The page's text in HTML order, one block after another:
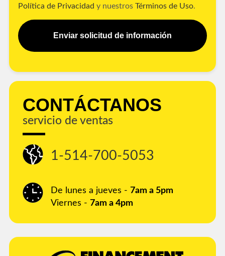
Política de Privacidad y nuestros Términos de Uso.
Enviar solicitud de información
CONTÁCTANOS
servicio de ventas
1-514-700-5053
De lunes a jueves - 7am a 5pm
Viernes - 7am a 4pm